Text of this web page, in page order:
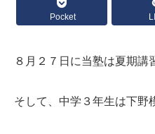
Pocket
８月２７日に当塾は夏期講
そして、中学３年生は下野